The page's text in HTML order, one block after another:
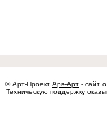
© Арт-Проект Арв-Арт - сайт
Техническую поддержку